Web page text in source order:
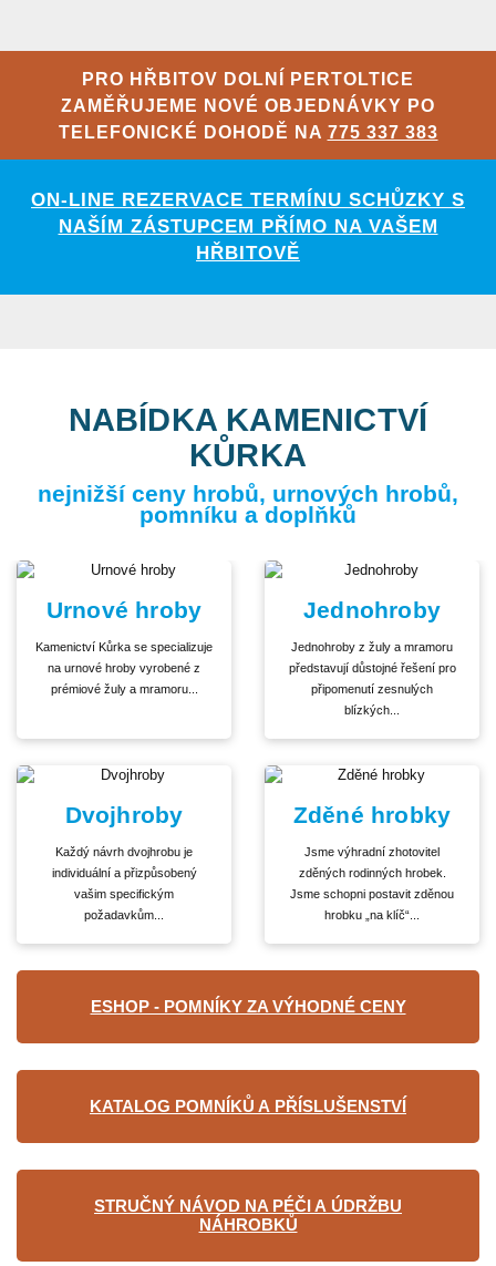
PRO HŘBITOV DOLNÍ PERTOLTICE
ZAMĚŘUJEME NOVÉ OBJEDNÁVKY PO
TELEFONICKÉ DOHODĚ NA 775 337 383
ON-LINE REZERVACE TERMÍNU SCHŮZKY S
NAŠÍM ZÁSTUPCEM PŘÍMO NA VAŠEM
HŘBITOVĚ
NABÍDKA KAMENICTVÍ
KŮRKA
nejnižší ceny hrobů, urnových hrobů,
pomníku a doplňků
Urnové hroby
Kamenictví Kůrka se specializuje
na urnové hroby vyrobené z
prémiové žuly a mramoru...
Jednohroby
Jednohroby z žuly a mramoru
představují důstojné řešení pro
připomenutí zesnulých
blízkých...
Dvojhroby
Každý návrh dvojhrobu je
individuální a přizpůsobený
vašim specifickým
požadavkům...
Zděné hrobky
Jsme výhradní zhotovitel
zděných rodinných hrobek.
Jsme schopni postavit zděnou
hrobku „na klíč“...
ESHOP - POMNÍKY ZA VÝHODNÉ CENY
KATALOG POMNÍKŮ A PŘÍSLUŠENSTVÍ
STRUČNÝ NÁVOD NA PÉČI A ÚDRŽBU
NÁHROBKŮ